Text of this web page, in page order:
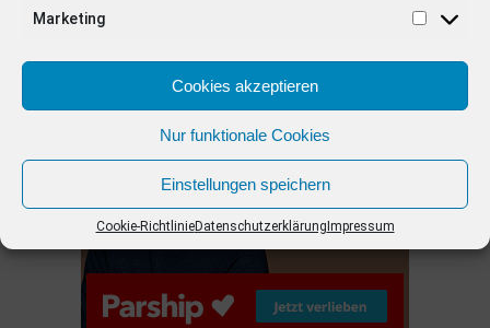
Marketing
Cookies akzeptieren
Nur funktionale Cookies
Einstellungen speichern
Cookie-RichtlinieDatenschutzerklärung Impressum
ANZEIGE